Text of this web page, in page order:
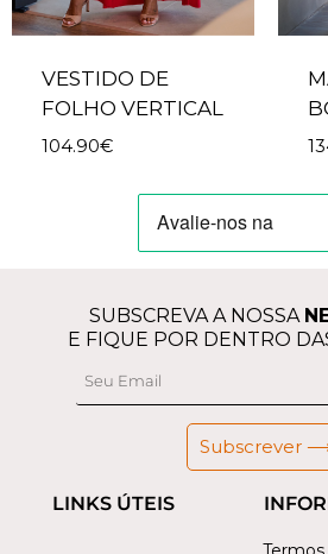
VESTIDO DE
FOLHO VERTICAL
104.90€
LINKS ÚTEIS
SUBSCREVA A NOSSA
E FIQUE POR DENTRO
Subscrever